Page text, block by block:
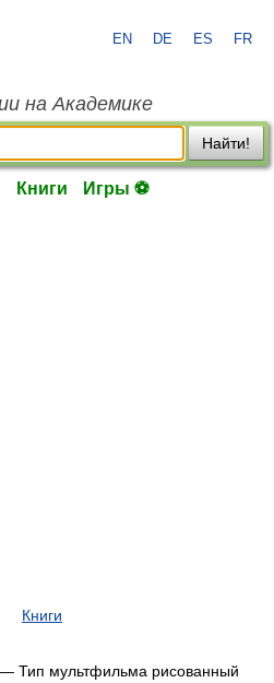
EN DE ES FR
на Академике
Найти!
Книги Игры ⚽
Книги
— Тип мультфильма рисованный